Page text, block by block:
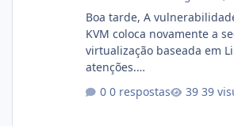
Boa tarde, A
KVM coloca novamente a
virtualização baseada em
atenções.
xjx23zz5f Criamos uma breve explicação:
0 respostas 39